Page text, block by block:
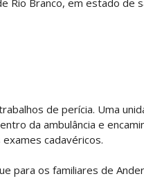
Rio Branco, em estado de
de perícia. Uma
da ambulância e
cadavéricos.
para os familiares de